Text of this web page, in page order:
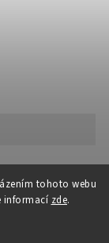
tohoto webu
informací zde.